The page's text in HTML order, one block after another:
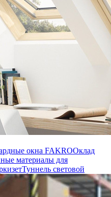
окна FAKROОклад
материалы для
Туннель световой